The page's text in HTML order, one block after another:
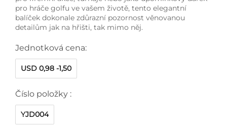
pro hráče golfu ve vašem životě, tento elegantní
balíček dokonale zdůrazní pozornost věnovanou
detailům jak na hřišti, tak mimo něj.
Jednotková cena:
USD 0,98 -1,50
Číslo položky :
YJD004